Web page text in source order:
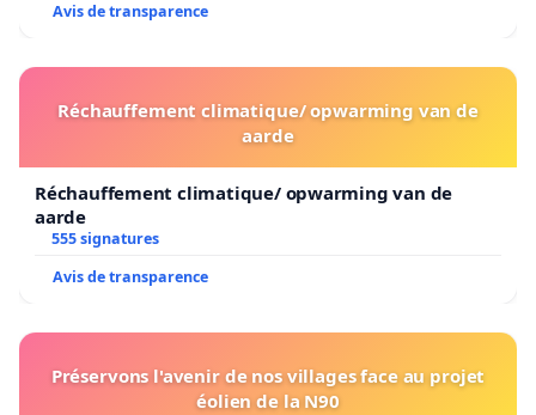
Avis de transparence
Réchauffement climatique/ opwarming van de
aarde
Réchauffement climatique/ opwarming van de
aarde
555 signatures
Avis de transparence
Préservons l'avenir de nos villages face au projet
éolien de la N90